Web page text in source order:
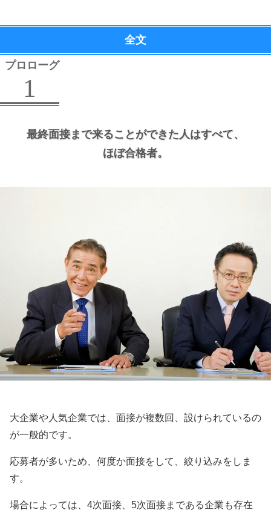
全文
プロローグ
1
最終面接まで来ることができた人はすべて、
ほぼ合格者。
大企業や人気企業では、面接が複数回、設けられているの
が一般的です。
応募者が多いため、何度か面接をして、絞り込みをしま
す。
場合によっては、4次面接、5次面接まである企業も存在